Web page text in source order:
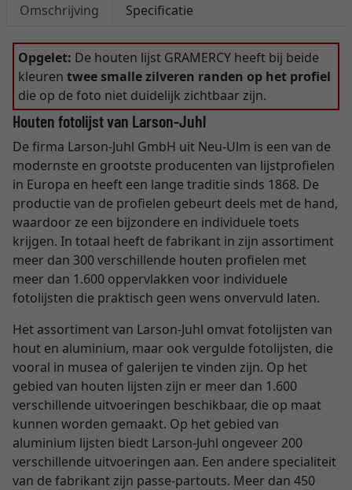
Omschrijving Specificatie
Opgelet: De houten lijst GRAMERCY heeft bij beide
kleuren twee smalle zilveren randen op het profiel
die op de foto niet duidelijk zichtbaar zijn.
Houten fotolijst van Larson-Juhl
De firma Larson-Juhl GmbH uit Neu-Ulm is een van de
modernste en grootste producenten van lijstprofielen
in Europa en heeft een lange traditie sinds 1868. De
productie van de profielen gebeurt deels met de hand,
waardoor ze een bijzondere en individuele toets
krijgen. In totaal heeft de fabrikant in zijn assortiment
meer dan 300 verschillende houten profielen met
meer dan 1.600 oppervlakken voor individuele
fotolijsten die praktisch geen wens onvervuld laten.
Het assortiment van Larson-Juhl omvat fotolijsten van
hout en aluminium, maar ook vergulde fotolijsten, die
vooral in musea of galerijen te vinden zijn. Op het
gebied van houten lijsten zijn er meer dan 1.600
verschillende uitvoeringen beschikbaar, die op maat
kunnen worden gemaakt. Op het gebied van
aluminium lijsten biedt Larson-Juhl ongeveer 200
verschillende uitvoeringen aan. Een andere specialiteit
van de fabrikant zijn passe-partouts. Meer dan 450